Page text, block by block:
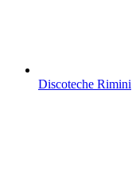
Discoteche Rimini